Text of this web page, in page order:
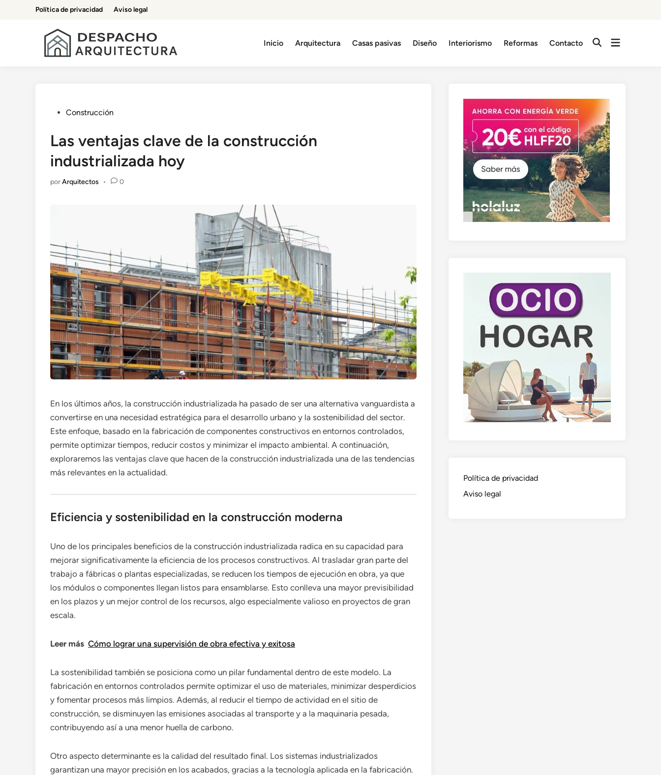
Política de privacidad Aviso legal
Inicio Arquitectura Casas pasivas Diseño Interiorismo Reformas Contacto
Abrir Abrir
Publicado
Construcción
Las ventajas clave de la construcción
industrializada hoy
porArquitectos • 0
En los últimos años, la construcción industrializada ha pasado de ser una alternativa vanguardista a
convertirse en una necesidad estratégica para el desarrollo urbano y la sostenibilidad del sector.
Este enfoque, basado en la fabricación de componentes constructivos en entornos controlados,
permite optimizar tiempos, reducir costos y minimizar el impacto ambiental. A continuación,
exploraremos las ventajas clave que hacen de la construcción industrializada una de las tendencias
más relevantes en la actualidad.
Eficiencia y sostenibilidad en la construcción moderna
Uno de los principales beneficios de la construcción industrializada radica en su capacidad para
mejorar significativamente la eficiencia de los procesos constructivos. Al trasladar gran parte del
trabajo a fábricas o plantas especializadas, se reducen los tiempos de ejecución en obra, ya que
los módulos o componentes llegan listos para ensamblarse. Esto conlleva una mayor previsibilidad
en los plazos y un mejor control de los recursos, algo especialmente valioso en proyectos de gran
escala.
Leer más Cómo lograr una supervisión de obra efectiva y exitosa
La sostenibilidad también se posiciona como un pilar fundamental dentro de este modelo. La
fabricación en entornos controlados permite optimizar el uso de materiales, minimizar desperdicios
y fomentar procesos más limpios. Además, al reducir el tiempo de actividad en el sitio de
construcción, se disminuyen las emisiones asociadas al transporte y a la maquinaria pesada,
contribuyendo así a una menor huella de carbono.
Otro aspecto determinante es la calidad del resultado final. Los sistemas industrializados
garantizan una mayor precisión en los acabados, gracias a la tecnología aplicada en la fabricación.
Política de privacidad
Aviso legal